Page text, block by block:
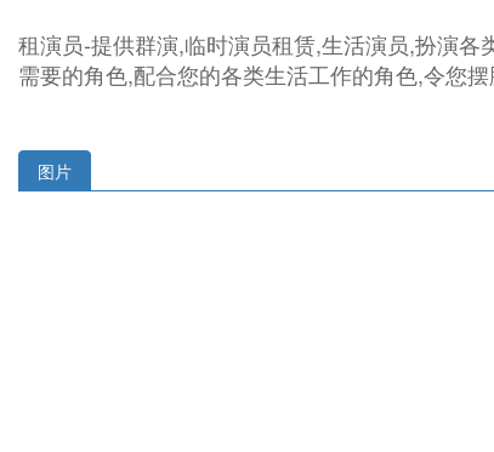
租演员-提供群演,临时演员租赁,生活演员,扮演
需要的角色,配合您的各类生活工作的角色,令您
图片